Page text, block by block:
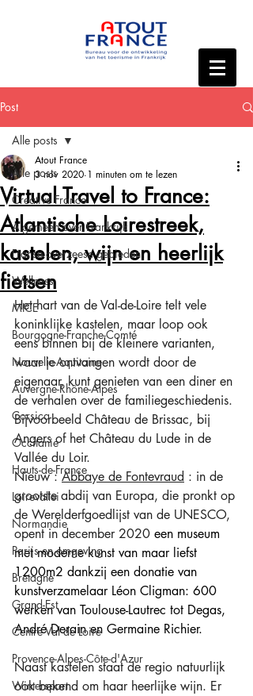
Post
Alle posts
Creative France
Algemeen over Frankrijk
Franse overzeese gebieden
Wellness
MICE
Bourgogne-Franche-Comté
Nouvelle-Aquitaine
Auvergne-Rhône-Alpes
Corsica
Occitanie
Hauts-de-France
Loirevallei
Normandie
Parijs en omgeving
Bretagne
Grand-Est
Centre Val de Loire
Provence-Alpes-Côte-d'Azur
Wintersport
Alle posts
Virtual Travel to France:
Atlantische Loirestreek,
kastelen, wijn en heerlijk
fietsen
Atout France
3 nov 2020 1 minuten om te lezen
Het hart van de Val-de-Loire telt vele
koninklijke kastelen, maar loop ook
eens binnen bij de kleinere varianten,
waar je ontvangen wordt door de
eigenaar, kunt genieten van een diner en
de verhalen over de familiegeschiedenis.
Bijvoorbeeld Château de Brissac, bij
Angers of het Château du Lude in de
Vallée du Loir.
Nieuw : Abbaye de Fontevraud : in de
grootste abdij van Europa, die pronkt op
de Werelderfgoedlijst van de UNESCO,
opent in december 2020 een museum
met moderne kunst van maar liefst
1200m2 dankzij een donatie van
kunstverzamelaar Léon Cligman: 600
werken van Toulouse-Lautrec tot Degas,
André Derain en Germaine Richier.
Naast kastelen staat de regio natuurlijk
ook bekend om haar heerlijke wijn. Er